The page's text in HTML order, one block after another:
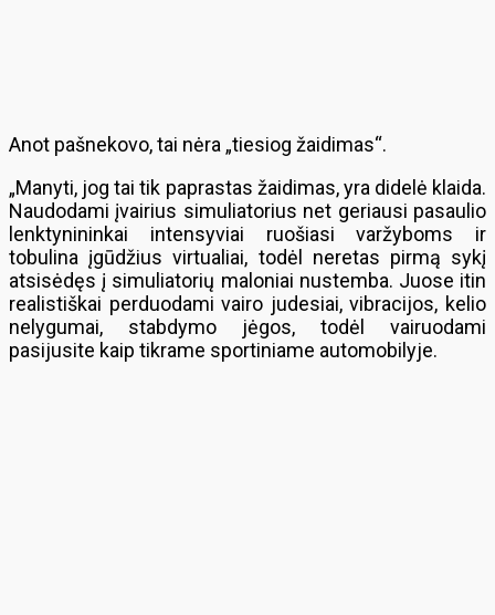
Anot pašnekovo, tai nėra „tiesiog žaidimas“.
„Manyti, jog tai tik paprastas žaidimas, yra didelė klaida.
Naudodami įvairius simuliatorius net geriausi pasaulio
lenktynininkai intensyviai ruošiasi varžyboms ir
tobulina įgūdžius virtualiai, todėl neretas pirmą sykį
atsisėdęs į simuliatorių maloniai nustemba. Juose itin
realistiškai perduodami vairo judesiai, vibracijos, kelio
nelygumai, stabdymo jėgos, todėl vairuodami
pasijusite kaip tikrame sportiniame automobilyje.